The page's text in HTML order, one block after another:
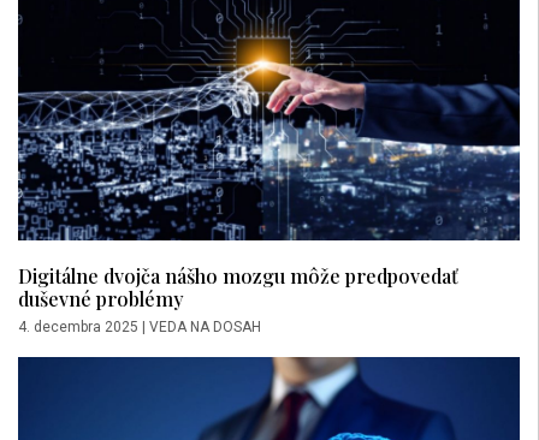
Digitálne dvojča nášho mozgu môže predpovedať
duševné problémy
4. decembra 2025 VEDA NA DOSAH